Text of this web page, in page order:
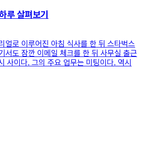
루 살펴보기
얼로 이루어진 아침 식사를 한 뒤 스타벅스
서도 잠깐 이메일 체크를 한 뒤 사무실 출근
사이다. 그의 주요 업무는 미팅이다. 역시